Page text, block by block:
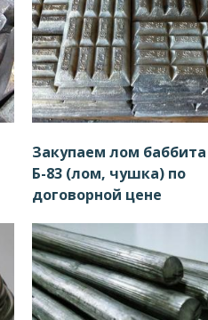
Закупаем лом баббита
Б-83 (лом, чушка) по
договорной цене